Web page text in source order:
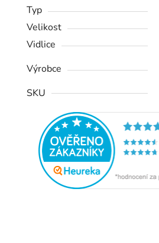
Typ
Velikost
Vidlice
Výrobce
SKU